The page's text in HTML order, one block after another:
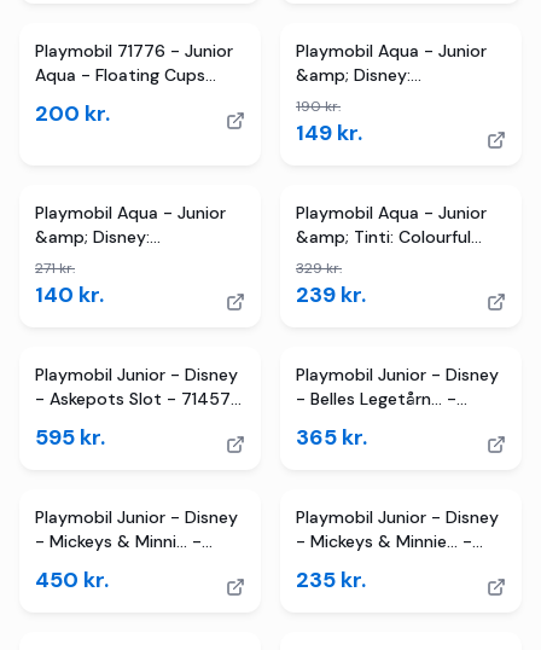
Playmobil 71776 - Junior
Aqua - Floating Cups
200 kr.
TILBUD
2butikker
Playmobil Aqua - Junior
&amp; Disney:
Ariel&apos;s Shell Shower
190kr.
149 kr.
TILBUD
2butikker
Playmobil Aqua - Junior
&amp; Disney:
Vaiana&apos;s Sailboat
271kr.
140 kr.
TILBUD
3butikker
Playmobil Aqua - Junior
&amp; Tinti: Colourful
Kraken
329kr.
239 kr.
Playmobil Junior - Disney
- Askepots Slot - 71457 -
595 kr.
Playmobil Junior - Disney
- Belles Legetårn... -
365 kr.
Playmobil Junior - Disney
- Mickeys & Minni... -
450 kr.
Playmobil Junior - Disney
- Mickeys & Minnie... -
235 kr.